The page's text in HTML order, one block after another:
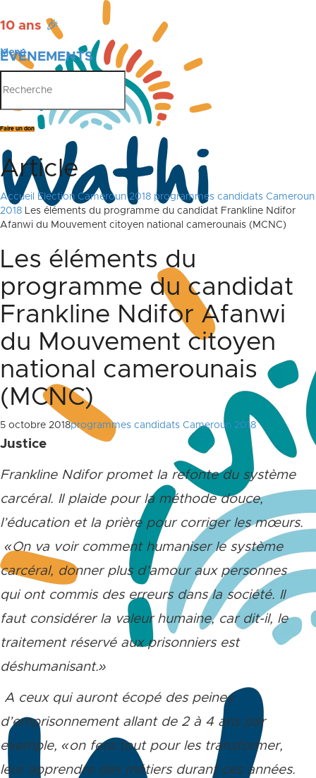
10 ans 🎉
ÉVÉNEMENTS
PUBLICATIONS
Menu
Faire un don
Article
Accueil Election Cameroun 2018 programmes candidats Cameroun
2018 Les éléments du programme du candidat Frankline Ndifor
Afanwi du Mouvement citoyen national camerounais (MCNC)
Les éléments du
programme du candidat
Frankline Ndifor Afanwi
du Mouvement citoyen
national camerounais
(MCNC)
5 octobre 2018programmes candidats Cameroun 2018
Justice
Frankline Ndifor promet la refonte du système
carcéral. Il plaide pour la méthode douce,
l’éducation et la prière pour corriger les mœurs.
«On va voir comment humaniser le système
carcéral, donner plus d’amour aux personnes
qui ont commis des erreurs dans la société. Il
faut considérer la valeur humaine,car dit-il, le
traitement réservé aux prisonniers est
déshumanisant.»
A ceux qui auront écopé des peines
d’emprisonnement allant de 2 à 4 ans par
exemple, «on fera tout pour les transformer,
leur apprendre des métiers durant ces années.